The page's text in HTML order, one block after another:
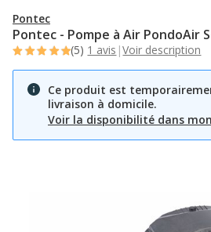
Pontec
Pontec - Pompe à Air PondoAir
(5) 1 avis |Voir description
Ce produit est
livraison à domicile.
Voir la disponibilité dans